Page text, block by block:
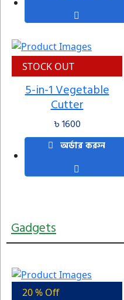
STOCK OUT
5-in-1 Vegetable
Cutter
৳ 1600
অর্ডার করুন
Gadgets
20 % Off